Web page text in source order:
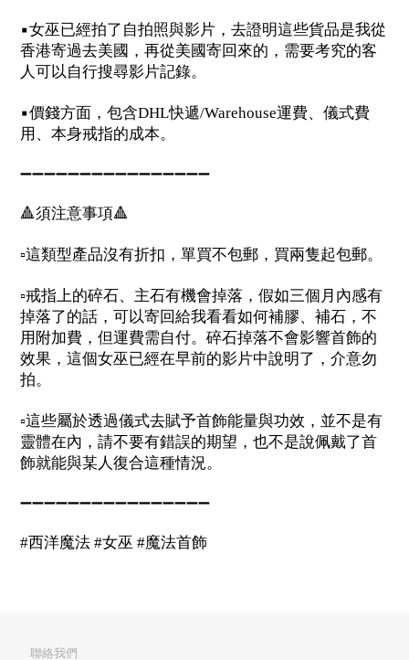
▪️女巫已經拍了自拍照與影片，去證明這些貨品是我從
香港寄過去美國，再從美國寄回來的，需要考究的客
人可以自行搜尋影片記錄。
▪️價錢方面，包含DHL快遞/Warehouse運費、儀式費
用、本身戒指的成本。
➖➖➖➖➖➖➖➖➖➖➖➖➖➖➖➖
🔺須注意事項🔺
▫️這類型產品沒有折扣，單買不包郵，買兩隻起包郵。
▫️戒指上的碎石、主石有機會掉落，假如三個月內感有
掉落了的話，可以寄回給我看看如何補膠、補石，不
用附加費，但運費需自付。碎石掉落不會影響首飾的
效果，這個女巫已經在早前的影片中說明了，介意勿
拍。
▫️這些屬於透過儀式去賦予首飾能量與功效，並不是有
靈體在內，請不要有錯誤的期望，也不是說佩戴了首
飾就能與某人復合這種情況。
➖➖➖➖➖➖➖➖➖➖➖➖➖➖➖➖
#西洋魔法 #女巫 #魔法首飾
聯絡我們